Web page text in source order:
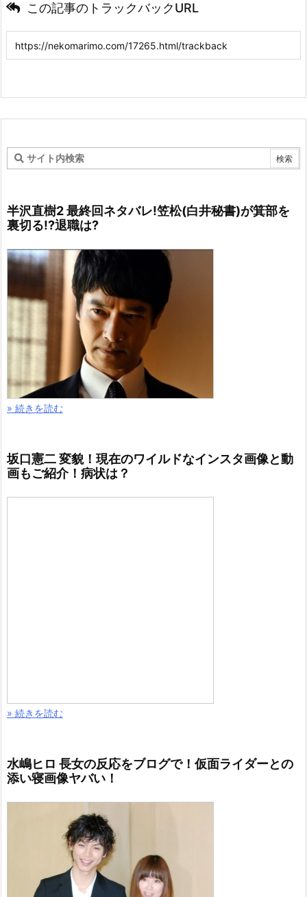
この記事のトラックバックURL
半沢直樹2 最終回ネタバレ!笠松(白井秘書)が箕部を
裏切る!?退職は?
» 続きを読む
坂口憲二 変貌！現在のワイルドなインスタ画像と動
画もご紹介！病状は？
» 続きを読む
水嶋ヒロ 長女の反応をブログで！仮面ライダーとの
添い寝画像ヤバい！